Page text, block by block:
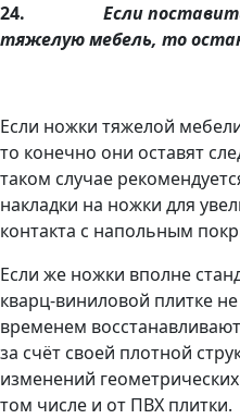
24. Если
тяжелую мебель, то
Если ножки тяжелой
то конечно они оставят
таком случае
накладки на ножки для
контакта с напольным
Если же ножки вполне
кварц-виниловой плитке
временем
за счёт своей плотной
изменений
том числе и от ПВХ плитки.